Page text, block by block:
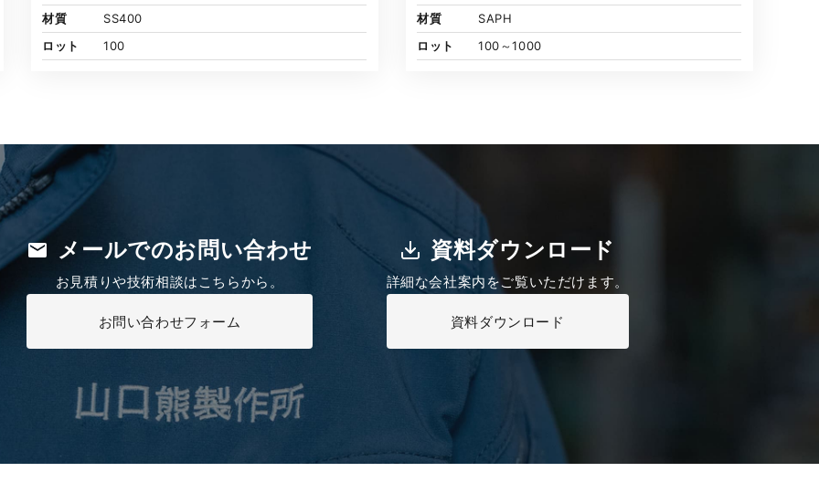
材質
SS400
ロット
100
材質
SAPH
ロット
100～1000
メールでのお問い合わせ
お見積りや技術相談はこちらから。
お問い合わせフォーム
資料ダウンロード
詳細な会社案内をご覧いただけます。
資料ダウンロード